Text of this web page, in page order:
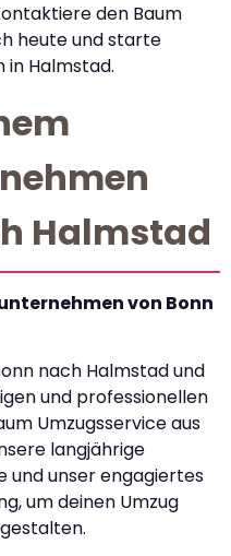
den Baum
heute und starte
in Halmstad.
Halmstad
von Bonn
nach Halmstad und
und professionellen
Umzugsservice aus
langjährige
und unser engagiertes
um deinen Umzug